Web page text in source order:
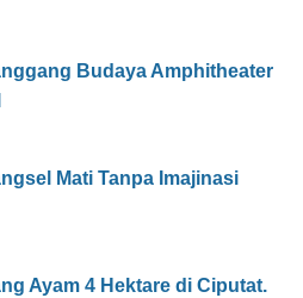
Budaya Amphitheater
Mati Tanpa Imajinasi
Ayam 4 Hektare di Ciputat.